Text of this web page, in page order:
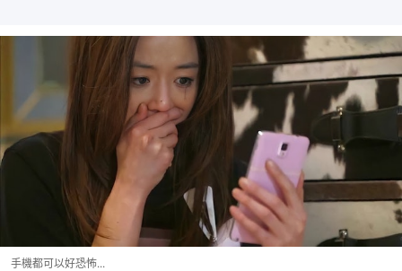
手機都可以好恐怖...